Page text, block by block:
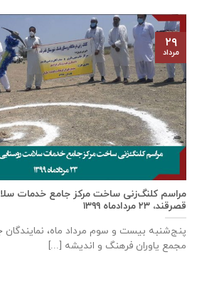
مراسم کلنگ‌زنی ساخت مرکز جامع خدمات
قصرقند، ۲۳ مردادماه ۱۳۹۹
پنج‌شنبه بیست و سوم مرداد ماه، نمایندگان
مجمع یاوران فرهنگ و اندیشه [...]
۲۹
مرداد